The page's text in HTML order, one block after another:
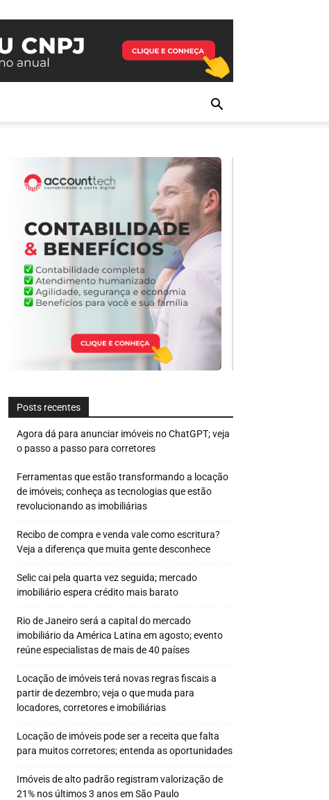
Posts recentes
Agora dá para anunciar imóveis no ChatGPT; veja
o passo a passo para corretores
Ferramentas que estão transformando a locação
de imóveis; conheça as tecnologias que estão
revolucionando as imobiliárias
Recibo de compra e venda vale como escritura?
Veja a diferença que muita gente desconhece
Selic cai pela quarta vez seguida; mercado
imobiliário espera crédito mais barato
Rio de Janeiro será a capital do mercado
imobiliário da América Latina em agosto; evento
reúne especialistas de mais de 40 países
Locação de imóveis terá novas regras fiscais a
partir de dezembro; veja o que muda para
locadores, corretores e imobiliárias
Locação de imóveis pode ser a receita que falta
para muitos corretores; entenda as oportunidades
Imóveis de alto padrão registram valorização de
21% nos últimos 3 anos em São Paulo